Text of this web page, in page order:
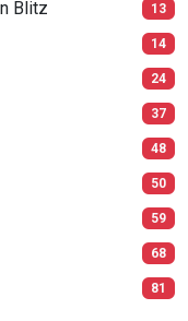
Blitz 13
14
24
37
48
50
59
68
81